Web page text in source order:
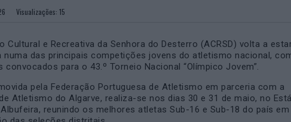
Visualizações: 15
Cultural e Recreativa da Senhora do Desterro (ACRSD) volta a
numa das principais competições jovens do atletismo nacional,
convocados para o 43.º Torneio Nacional “Olímpico Jovem”.
pela Federação Portuguesa de Atletismo em parceria com a
Atletismo do Algarve, realiza-se nos dias 30 e 31 de maio, no
Albufeira, reunindo os melhores atletas Sub-16 e Sub-18 do país em